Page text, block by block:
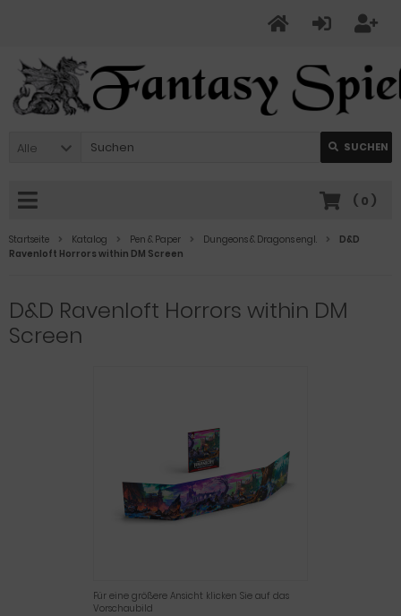
Alle SUCHEN
( 0 )
Startseite Katalog Pen & Paper Dungeons & Dragons engl.
D&D
Ravenloft Horrors within DM Screen
D&D Ravenloft Horrors within DM
Screen
Für eine größere Ansicht klicken Sie auf das
Vorschaubild